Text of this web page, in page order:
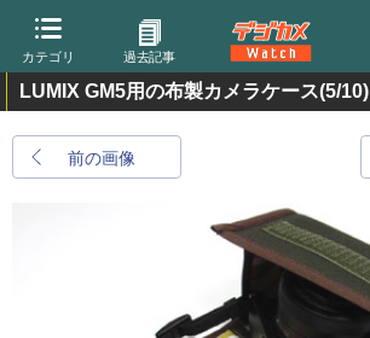
カテゴリ 過去記事
LUMIX GM5用の布製カメラケース(5/10)
前の画像